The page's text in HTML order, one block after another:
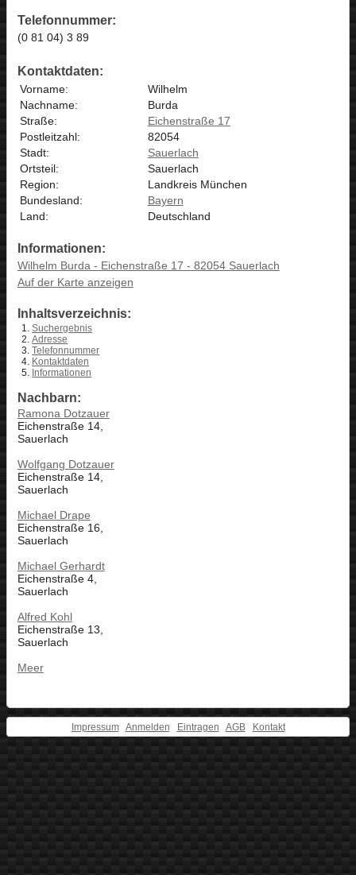
Telefonnummer:
(0 81 04) 3 89
Kontaktdaten:
Vorname:
Wilhelm
Nachname:
Burda
Straße:
Eichenstraße 17
Postleitzahl:
82054
Stadt:
Sauerlach
Ortsteil:
Sauerlach
Region:
Landkreis München
Bundesland:
Bayern
Land:
Deutschland
Informationen:
Wilhelm Burda - Eichenstraße 17 - 82054 Sauerlach
Auf der Karte anzeigen
Inhaltsverzeichnis:
Suchergebnis
Adresse
Telefonnummer
Kontaktdaten
Informationen
Nachbarn:
Ramona Dotzauer
Eichenstraße 14,
Sauerlach
Wolfgang Dotzauer
Eichenstraße 14,
Sauerlach
Michael Drape
Eichenstraße 16,
Sauerlach
Michael Gerhardt
Eichenstraße 4,
Sauerlach
Alfred Kohl
Eichenstraße 13,
Sauerlach
Meer
Impressum Anmelden Eintragen AGB Kontakt